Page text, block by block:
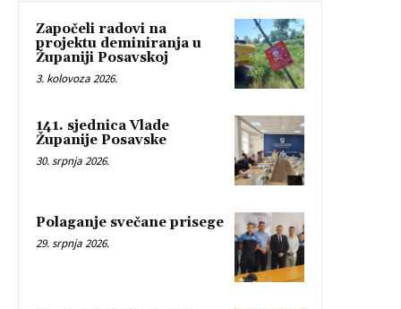
Započeli radovi na
projektu deminiranja u
Županiji Posavskoj
3. kolovoza 2026.
141. sjednica Vlade
Županije Posavske
30. srpnja 2026.
Polaganje svečane prisege
29. srpnja 2026.